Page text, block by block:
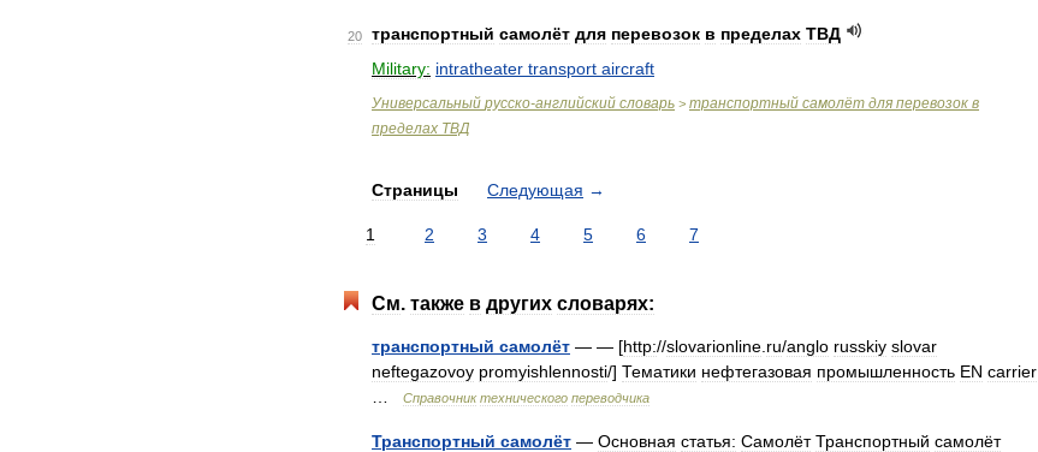
20 транспортный самолёт для перевозок в пределах ТВД
Military: intratheater transport aircraft
Универсальный русско-английский словарь > транспортный самолёт для перевозок в
пределах ТВД
Страницы Следующая →
1 2 3 4 5 6 7
См. также в других словарях:
транспортный самолёт — — [http://slovarionline ru/anglo russkiy slovar
neftegazovoy promyishlennosti/] Тематики нефтегазовая промышленность EN carrier
Справочник технического переводчика
Транспортный самолёт — Основная статья: Самолёт Транспортный самолёт